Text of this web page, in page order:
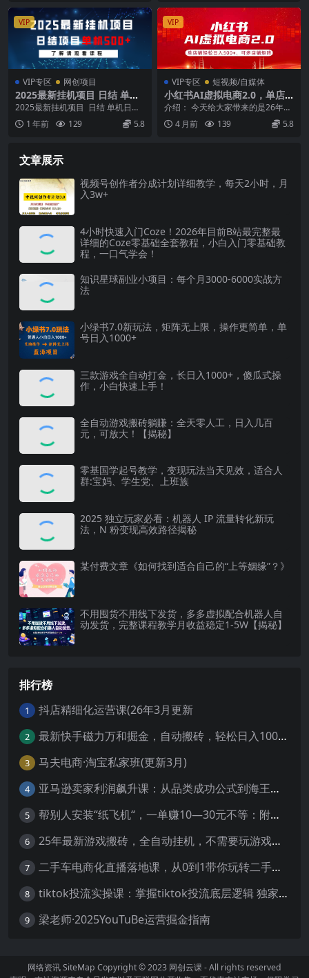
VIP
VIP专区 网创项目
2025最新挂机项目 日结 单机
日入500+ 感兴趣观看课程
2025最新挂机项目 日结 单机日入5
00+ 感兴趣观看课...
1 年前 129 5.8
VIP
VIP专区 短视频/自媒体
小红书AI虚拟电商2.0，单店
铺轻松日入500+，可多店铺矩
阵
介绍： 今天给大家带来的是26年风
口项目——小红书AI虚拟电商。通
过AI辅助选品...
4 月前 139 5.8
文章展示
视频号创作者分成计划详细教学，每天2小时，月
入3w+
4小时快速入门Coze！2026年目前B站最完整最
详细的Coze零基础全套教程，小白入门零基础教
程，一口气学会！
知识星球副业小项目：每个月3000-6000实战方
法
小绿书7.0新玩法，矩阵无上限，操作更简单，单
号日入1000+
三款游戏全自动打金，长日入1000+，傻瓜式操
作，小白快速上手！
全自动游戏搬砖躺賺：全天零人工，日入几百
元，可放大！【揭秘】
零基国学起号教学，变现玩法当天见效，适合人
群:宝妈、学生党、上班族
2025 独立玩家必看：机器人 IP 流量转化新玩
法，N 粉变现高效路径揭秘
某付费文章《如何找到适合自己的“上等姻缘”？》
不用囤货不用线下发货，多多虚拟配合机器人自
动发货，完整课程教学月收益稳定1-5W【揭秘】
排行榜
1 抖店精细化运营课(26年3月更新
2 最新快手磁力万和掘金，自动搬砖，轻松日入100-200，操作简单
3 马夫电商·淘宝私家班(更新3月)
4 亚马逊卖家利润飙升课：从品类成功公式到海王打法，让每个SKU都成爆款一路飙升(更新26年3月
5 帮别人安装“纸飞机“，一单赚10—30元不等：附：免费节点
6 25年最新游戏搬砖，全自动挂机，不需要玩游戏，单手机操作日入300+
7 二手车电商化直播落地课，从0到1带你玩转二手车直播
8 tiktok投流实操课：掌握tiktok投流底层逻辑 独家TK投流玩法
9 梁老师·2025YouTuBe运营掘金指南
网络资讯SiteMap Copyright © 2023 网创云课- All rights reserved